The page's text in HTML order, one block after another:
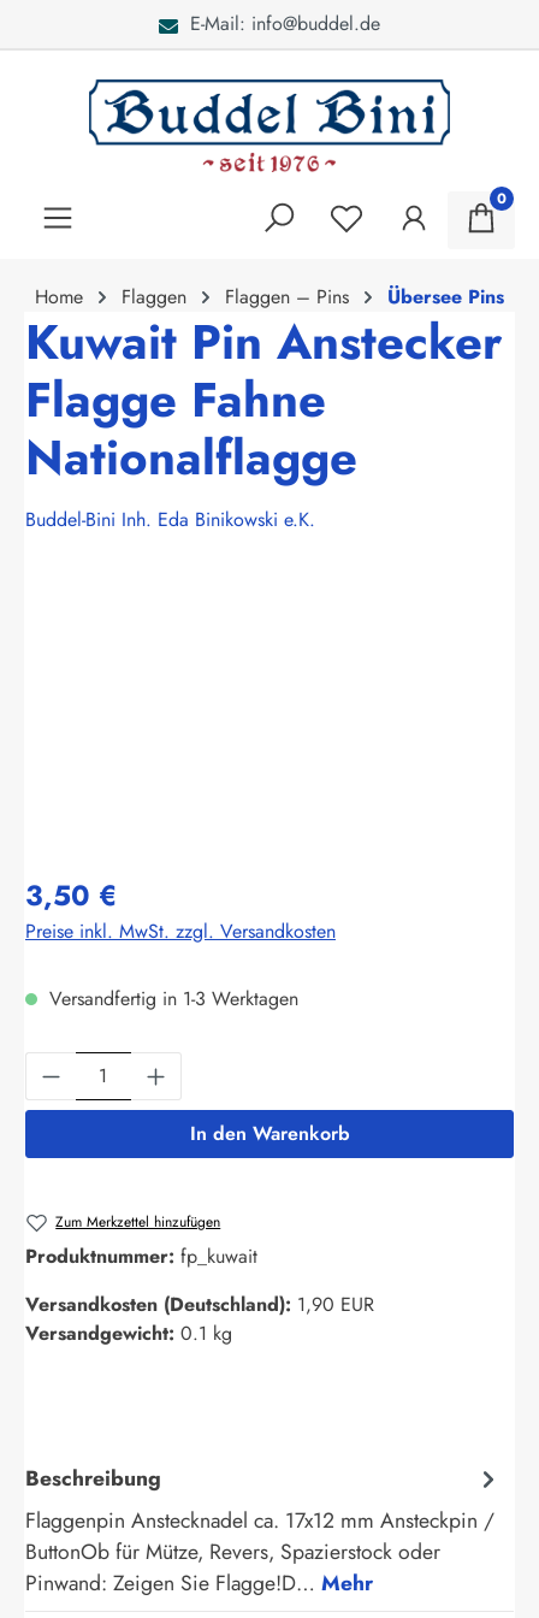
E-Mail: info@buddel.de
0
Home Flaggen Flaggen – Pins Übersee Pins
Kuwait Pin Anstecker
Flagge Fahne
Nationalflagge
Buddel-Bini Inh. Eda Binikowski e.K.
3,50 €
Preise inkl. MwSt. zzgl. Versandkosten
Versandfertig in 1-3 Werktagen
Produkt Anzahl: Gib den gewünschten
In den Warenkorb
Zum Merkzettel hinzufügen
Produktnummer: fp_kuwait
Versandkosten (Deutschland): 1,90 EUR
Versandgewicht: 0.1 kg
Beschreibung
Flaggenpin Anstecknadel ca. 17x12 mm Ansteckpin /
ButtonOb für Mütze, Revers, Spazierstock oder
Pinwand: Zeigen Sie Flagge!D… Mehr